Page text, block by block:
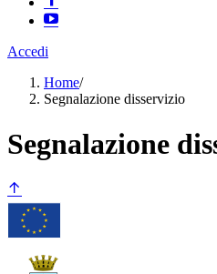
Accedi
Home/
Segnalazione disservizio
Segnalazione